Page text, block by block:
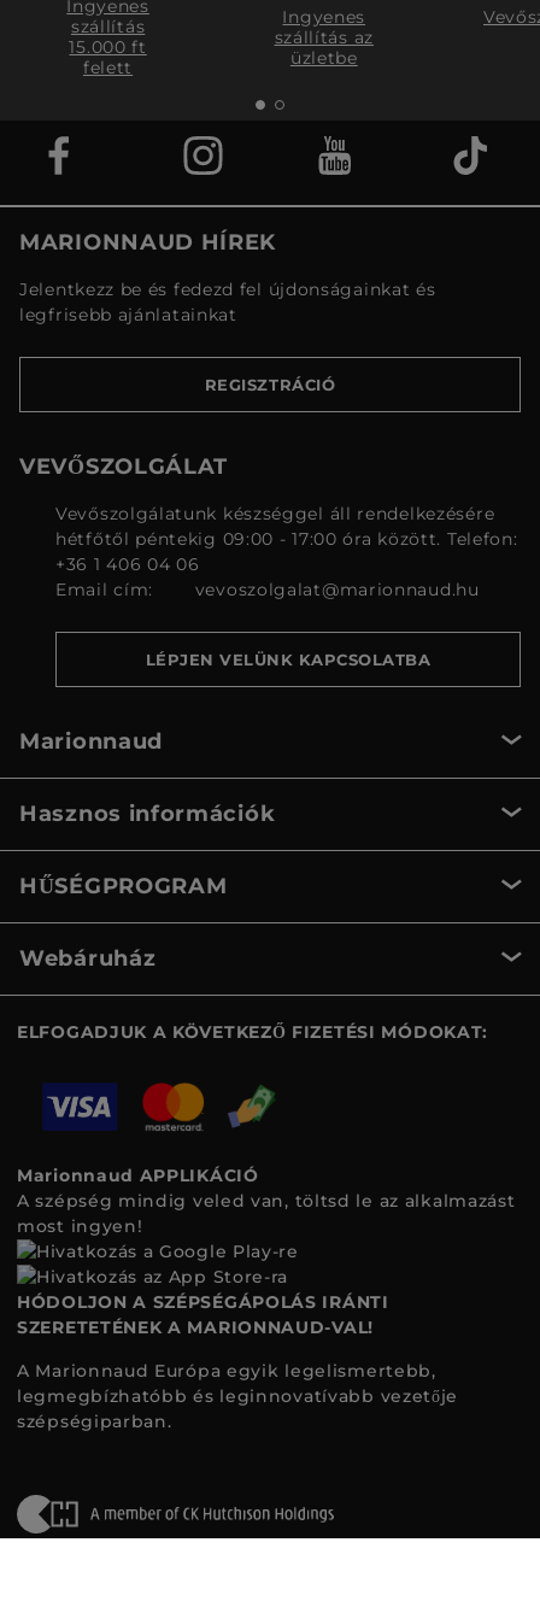
Ingyenes
szállítás
15.000 ft
felett
Ingyenes
szállítás az
üzletbe
MARIONNAUD HÍREK
Jelentkezz be és fedezd fel újdonságainkat és
legfrisebb ajánlatainkat
REGISZTRÁCIÓ
VEVŐSZOLGÁLAT
Vevőszolgálatunk készséggel áll rendelkezésére
hétfőtől péntekig 09:00 - 17:00 óra között. Telefon:
+36 1 406 04 06
Email cím:
vevoszolgalat@marionnaud.hu
LÉPJEN VELÜNK KAPCSOLATBA
Marionnaud
Hasznos információk
HŰSÉGPROGRAM
Webáruház
ELFOGADJUK A KÖVETKEZŐ FIZETÉSI MÓDOKAT:
Marionnaud APPLIKÁCIÓ
A szépség mindig veled van, töltsd le az alkalmazást
most ingyen!
HÓDOLJON A SZÉPSÉGÁPOLÁS IRÁNTI
SZERETETÉNEK A MARIONNAUD-VAL!
A Marionnaud Európa egyik legelismertebb,
legmegbízhatóbb és leginnovatívabb vezetője
szépségiparban.